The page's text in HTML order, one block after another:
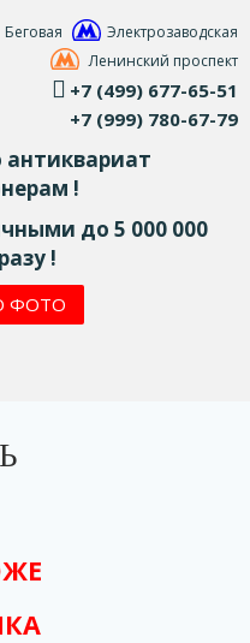
Беговая
Электрозаводская
Ленинский проспект
+7 (499) 677-65-51
+7 (999) 780-67-79
!
до 5 000 000
!
ФОТО